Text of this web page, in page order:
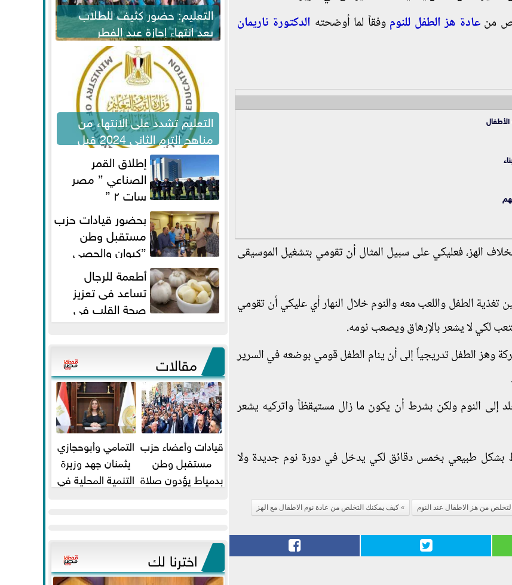
منعادة هز الطفل للنوم وفقاً لما أوضحته الدكتورة ناريمان
الهز، فعليكي على سبيل المثال أن تقومي بتشغيل الموسيقى
الطفل واللعب معه والنوم خلال النهار أي عليكي أن تقومي
لكي لا يشعر بالإرهاق ويصعب نومه.
وهز الطفل تدريجياً إلى أن ينام الطفل قومي بوضعه في السرير
النوم ولكن بشرط أن يكون ما زال مستيقظاً واتركيه يشعر
بشكل طبيعي بخمس دقائق لكي يدخل في دورة نوم جديدة ولا
من هز الاطفال عند النوم
كيف يمكنك التخلص من عادة نوم الاطفال مع الهز
التعليم: حضور كثيف للطلاب
بعد انتهاء إجازة عيد الفطر
لاستكمال المناهج
التعليم تشدد على الانتهاء من
مناهج الترم الثاني 2024 قبل
الامتحانات
إطلاق القمر
الصناعي ” مصر
سات ٢ ”
بحضور قيادات حزب
مستقبل وطن
”كيوان والحصي
والتمامي وابوحجازي وعيسي” أمانه
كفر...
أطعمة للرجال
تساعد فى تعزيز
صحة القلب فى
سن الأربعين
مقالات
قيادات وأعضاء حزب
مستقبل وطن
بدمياط يؤدون صلاة
التمامي وأبوحجازي
يثمنان جهد وزيرة
التنمية المحلية في
اخترنا لك